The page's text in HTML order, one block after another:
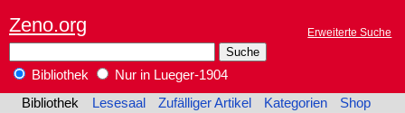
Zeno.org Erweiterte Suche
Bibliothek
Nur in Lueger-1904
Bibliothek
Lesesaal Zufälliger Artikel Kategorien Shop